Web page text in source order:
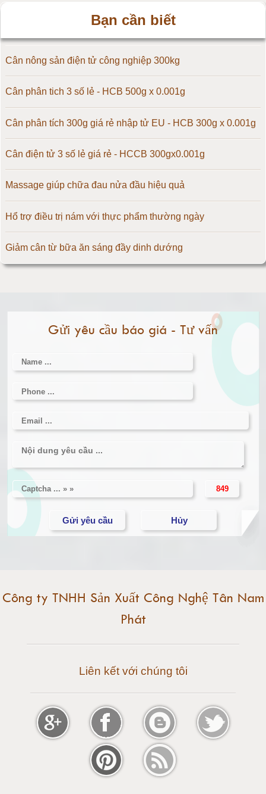
Cân điện tử 50kg
Cân điện tử 60kg
Cân điện tử 100kg
Cân điện tử 150kg
Cân điện tử 200kg
Cân điện tử 300kg
Cân điện tử 500kg
Cân điện tử 3000kg
Cân điện tử 1 tấn
Cân điện tử 2 tấn
Cân điện tử 3 tấn
Cân điện tử 10 tấn
Cân điện tử 15 tấn
Cân điện tử 50 tấn
Cân điện tử 80 tấn
Cân điện tử 100 tấn
Bạn cần biết
Cân nông sản điện tử công nghiệp 300kg
Cân phân tich 3 số lẻ - HCB 500g x 0.001g
Cân phân tích 300g giá rẻ nhập tử EU - HCB 300g x 0.001g
Cân điện tử 3 số lẻ giá rẻ - HCCB 300gx0.001g
Massage giúp chữa đau nửa đầu hiệu quả
Hổ trợ điều trị nám với thực phẩm thường ngày
Giảm cân từ bữa ăn sáng đầy dinh dướng
Gửi yêu cầu báo giá - Tư vấn
Công ty TNHH Sản Xuất Công Nghệ Tân Nam
Phát
Liên kết với chúng tôi